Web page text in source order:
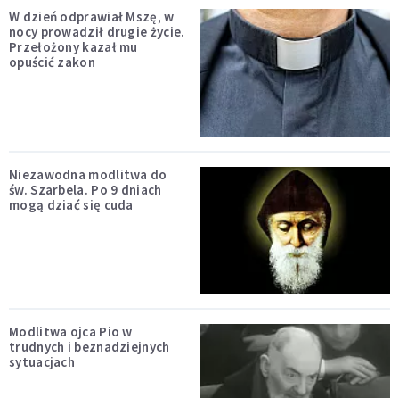
W dzień odprawiał Mszę, w
nocy prowadził drugie życie.
Przełożony kazał mu
opuścić zakon
Niezawodna modlitwa do
św. Szarbela. Po 9 dniach
mogą dziać się cuda
Modlitwa ojca Pio w
trudnych i beznadziejnych
sytuacjach